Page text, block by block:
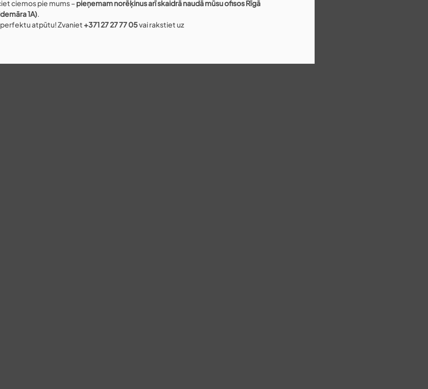
ciemos pie mums – pieņemam norēķinus arī skaidrā naudā mūsu ofisos Rīgā
1A).
perfektu atpūtu! Zvaniet +371 27 27 77 05 vai rakstiet uz